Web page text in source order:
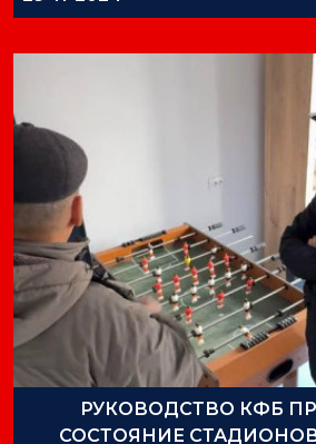
РУКОВОДСТВО КФБ
СОСТОЯНИЕ